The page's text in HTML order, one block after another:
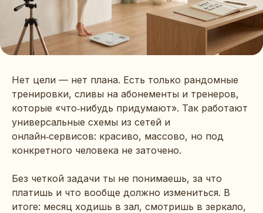
Нет цели — нет плана. Есть только рандомные
тренировки, сливы на абонементы и тренеров,
которые «что‑нибудь придумают». Так работают
универсальные схемы из сетей и
онлайн‑сервисов: красиво, массово, но под
конкретного человека не заточено.
Без четкой задачи ты не понимаешь, за что
платишь и что вообще должно измениться. В
итоге: месяц ходишь в зал, смотришь в зеркало,